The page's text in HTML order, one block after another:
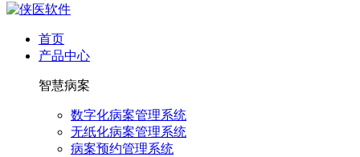
首页
产品中心
智慧病案
数字化病案管理系统
无纸化病案管理系统
病案预约管理系统